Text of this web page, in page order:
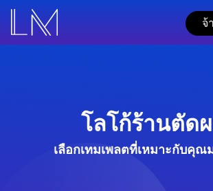
จ้
โลโก้ร้านตัด
เลือกเทมเพลตที่เหมาะกับคุณ